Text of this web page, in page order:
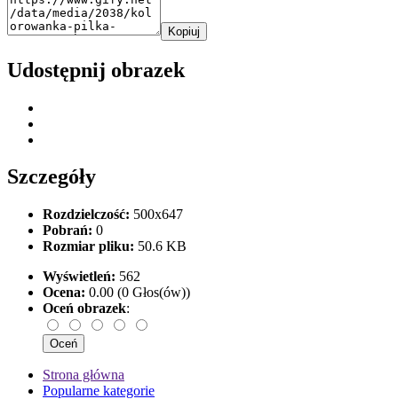
Kopiuj
Udostępnij obrazek
Szczegóły
Rozdzielczość: 500x647
Pobrań: 0
Rozmiar pliku: 50.6 KB
Wyświetleń: 562
Ocena: 0.00 (0 Głos(ów))
Oceń obrazek:
Strona główna
Popularne kategorie